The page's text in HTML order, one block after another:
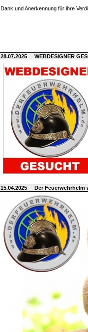
Dank und Anerkennung für ihre
28.07.2025 WEBDESIGNER
15.04.2025 Der